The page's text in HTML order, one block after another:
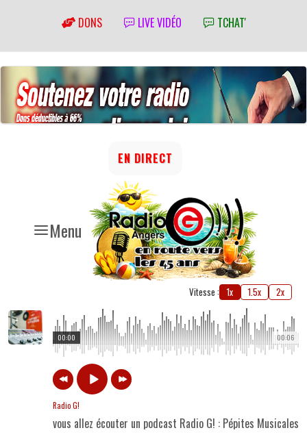
DONS LIVE VIDÉO TCHAT'
Menu
EN DIRECT
Vitesse : 1x 1.5x 2x
00:06
00:00
Radio G!
vous allez écouter un podcast Radio G! : Pépites Musicales